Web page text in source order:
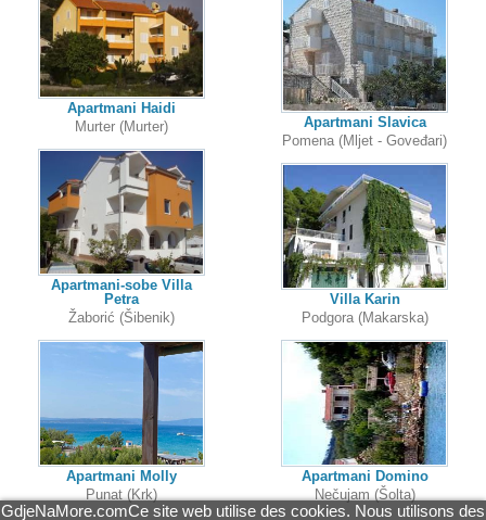
Apartmani Haidi
Murter (Murter)
Apartmani-sobe Villa
Petra
Žaborić (Šibenik)
Apartmani Molly
Punat (Krk)
Apartmani Slavica
Pomena (Mljet - Goveđari)
Villa Karin
Podgora (Makarska)
Apartmani Domino
Nečujam (Šolta)
GdjeNaMore.comCe site web utilise des cookies. Nous utilisons des